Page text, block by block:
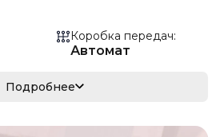
Коробка передач
Автомат
кроссовер/
Подробнее